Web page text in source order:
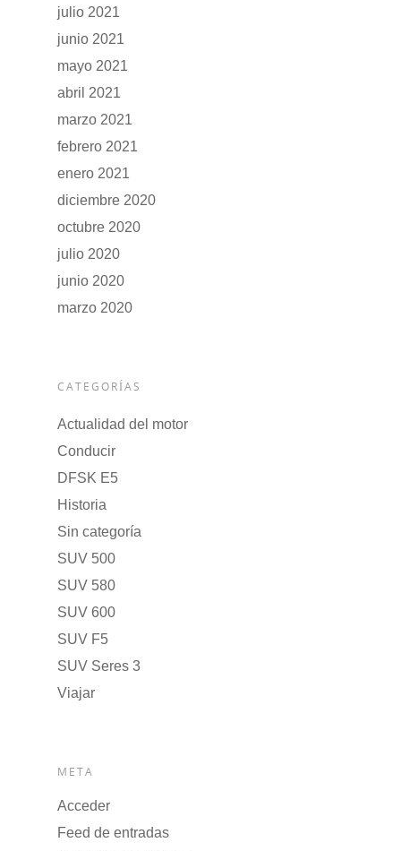
julio 2021
junio 2021
mayo 2021
abril 2021
marzo 2021
febrero 2021
enero 2021
diciembre 2020
octubre 2020
julio 2020
junio 2020
marzo 2020
CATEGORÍAS
Actualidad del motor
Conducir
DFSK E5
Historia
Sin categoría
SUV 500
SUV 580
SUV 600
SUV F5
SUV Seres 3
Viajar
META
Acceder
Feed de entradas